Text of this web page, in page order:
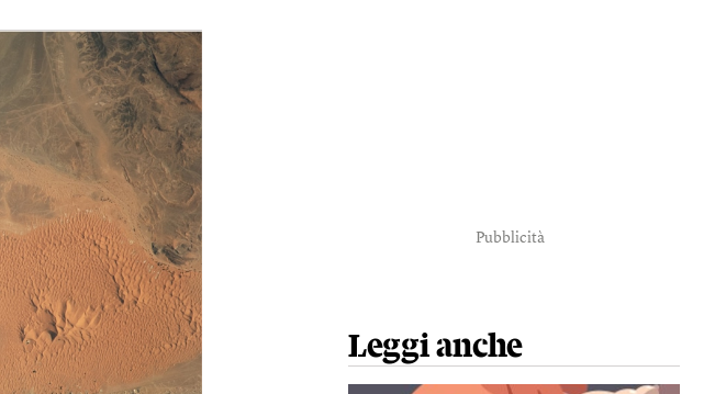
Pubblicità
Leggi anche